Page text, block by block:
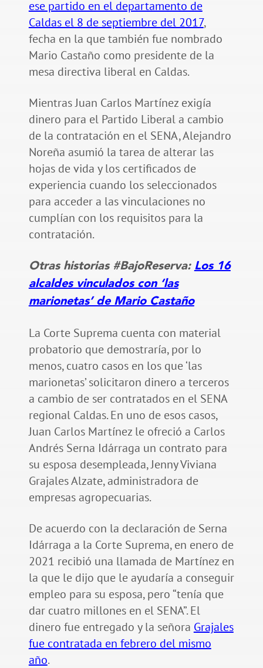
ese partido en el departamento de
Caldas el 8 de septiembre del 2017,
fecha en la que también fue nombrado
Mario Castaño como presidente de la
mesa directiva liberal en Caldas.
Mientras Juan Carlos Martínez exigía
dinero para el Partido Liberal a cambio
de la contratación en el SENA, Alejandro
Noreña asumió la tarea de alterar las
hojas de vida y los certificados de
experiencia cuando los seleccionados
para acceder a las vinculaciones no
cumplían con los requisitos para la
contratación.
Otras historias #BajoReserva: Los 16
alcaldes vinculados con ‘las
marionetas’ de Mario Castaño
La Corte Suprema cuenta con material
probatorio que demostraría, por lo
menos, cuatro casos en los que ‘las
marionetas’ solicitaron dinero a terceros
a cambio de ser contratados en el SENA
regional Caldas. En uno de esos casos,
Juan Carlos Martínez le ofreció a Carlos
Andrés Serna Idárraga un contrato para
su esposa desempleada, Jenny Viviana
Grajales Alzate, administradora de
empresas agropecuarias.
De acuerdo con la declaración de Serna
Idárraga a la Corte Suprema, en enero de
2021 recibió una llamada de Martínez en
la que le dijo que le ayudaría a conseguir
empleo para su esposa, pero “tenía que
dar cuatro millones en el SENA”. El
dinero fue entregado y la señora Grajales
fue contratada en febrero del mismo
año.